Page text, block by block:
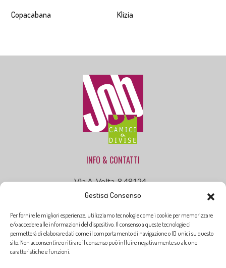
Gestisci Consenso
Per fornire le migliori esperienze, utilizziamo tecnologie come i cookie per memorizzare
e/o accedere alle informazioni del dispositivo. Il consenso a queste tecnologie ci
permetterà di elaborare dati come il comportamento di navigazione o ID unici su questo
sito. Non acconsentire o ritirare il consenso può influire negativamente su alcune
caratteristiche e funzioni.
Copacabana Klizia
INFO & CONTATTI
Via A. Volta, 8 48124 –
Ravenna (RA)
Cell. 335 25 61 90
Email: info@jobcamiciedivise.it